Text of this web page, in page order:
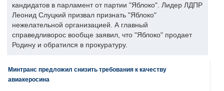
кандидатов в парламент от партии "Яблоко". Лидер ЛДПР
Леонид Слуцкий призвал признать "Яблоко"
нежелательной организацией. А главный
справедливорос вообще заявил, что "Яблоко" продает
Родину и обратился в прокуратуру.
Минтранс предложил снизить требования к качеству
авиакеросина